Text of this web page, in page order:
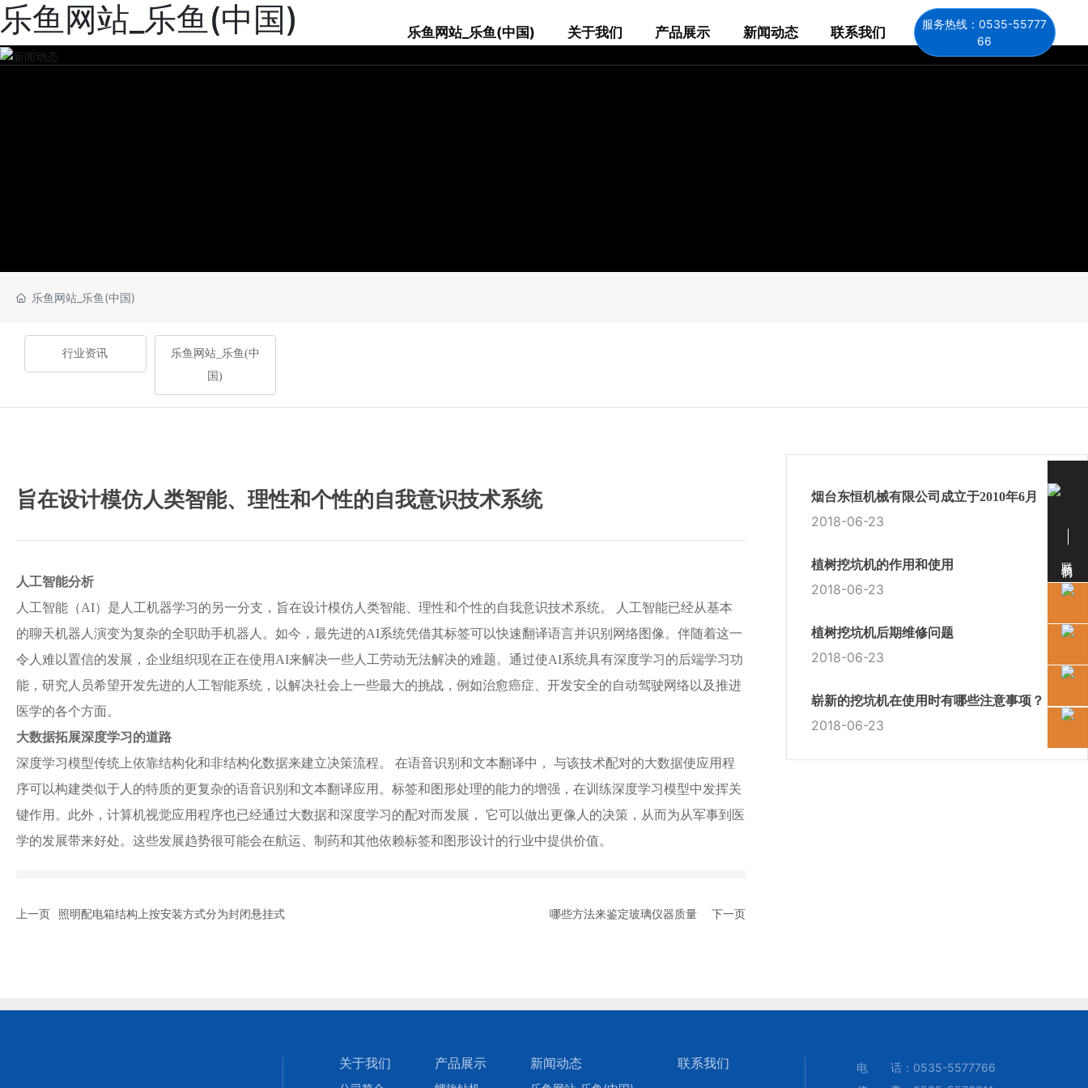
乐鱼网站_乐鱼(中国) 乐鱼网站_乐鱼(中国) 关于我们 产品展示 新闻动态 联系我们
服务热线：0535-55777
66
乐鱼网站_乐鱼(中国)
行业资讯
乐鱼网站_乐鱼(中
国)
旨在设计模仿人类智能、理性和个性的自我意识技术系统
人工智能分析
人工智能（AI）是人工机器学习的另一分支，旨在设计模仿人类智能、理性和个性的自我意识技术系统。 人工智能已经从基本
的聊天机器人演变为复杂的全职助手机器人。如今，最先进的AI系统凭借其标签可以快速翻译语言并识别网络图像。伴随着这一
令人难以置信的发展，企业组织现在正在使用AI来解决一些人工劳动无法解决的难题。通过使AI系统具有深度学习的后端学习功
能，研究人员希望开发先进的人工智能系统，以解决社会上一些最大的挑战，例如治愈癌症、开发安全的自动驾驶网络以及推进
医学的各个方面。
大数据拓展深度学习的道路
深度学习模型传统上依靠结构化和非结构化数据来建立决策流程。 在语音识别和文本翻译中， 与该技术配对的大数据使应用程
序可以构建类似于人的特质的更复杂的语音识别和文本翻译应用。标签和图形处理的能力的增强，在训练深度学习模型中发挥关
键作用。此外，计算机视觉应用程序也已经通过大数据和深度学习的配对而发展， 它可以做出更像人的决策，从而为从军事到医
学的发展带来好处。这些发展趋势很可能会在航运、制药和其他依赖标签和图形设计的行业中提供价值。
上一页 照明配电箱结构上按安装方式分为封闭悬挂式 哪些方法来鉴定玻璃仪器质量 下一页
烟台东恒机械有限公司成立于2010年6月
2018-06-23
植树挖坑机的作用和使用
2018-06-23
植树挖坑机后期维修问题
2018-06-23
崭新的挖坑机在使用时有哪些注意事项？
2018-06-23
关于我们 产品展示 新闻动态 联系我们 电 话： 0535-5577766